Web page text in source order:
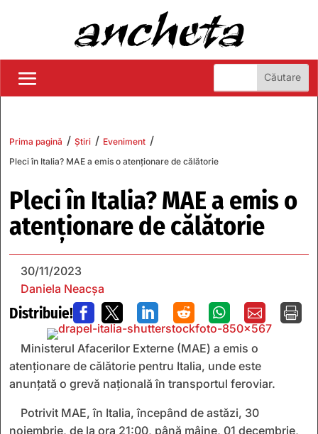
Prima pagină / Știri / Eveniment /
Pleci în Italia? MAE a emis o atenţionare de călătorie
Pleci în Italia? MAE a emis o
atenţionare de călătorie
30/11/2023
Daniela Neacșa
Distribuie!       
Ministerul Afacerilor Externe (MAE) a emis o
atenţionare de călătorie pentru Italia, unde este
anunţată o grevă naţională în transportul feroviar.
Potrivit MAE, în Italia, începând de astăzi, 30
noiembrie, de la ora 21:00, până mâine, 01 decembrie,